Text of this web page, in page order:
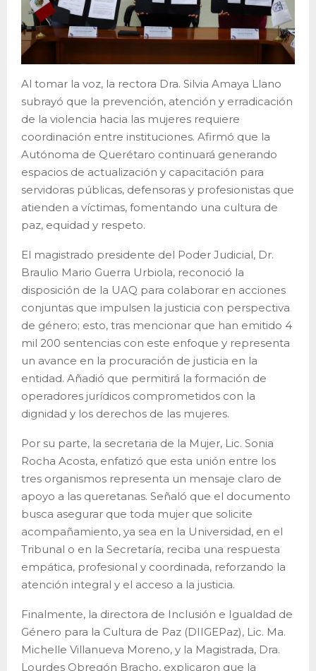
Al tomar la voz, la rectora Dra. Silvia Amaya Llano
subrayó que la prevención, atención y erradicación
de la violencia hacia las mujeres requiere
coordinación entre instituciones. Afirmó que la
Autónoma de Querétaro continuará generando
espacios de actualización y capacitación para
servidoras públicas, defensoras y profesionistas que
atienden a víctimas, fomentando una cultura de
paz, equidad y respeto.
El magistrado presidente del Poder Judicial, Dr.
Braulio Mario Guerra Urbiola, reconoció la
disposición de la UAQ para colaborar en acciones
conjuntas que impulsen la justicia con perspectiva
de género; esto, tras mencionar que han emitido 4
mil 200 sentencias con este enfoque y representa
un avance en la procuración de justicia en la
entidad. Añadió que permitirá la formación de
operadores jurídicos comprometidos con la
dignidad y los derechos de las mujeres.
Por su parte, la secretaria de la Mujer, Lic. Sonia
Rocha Acosta, enfatizó que esta unión entre los
tres organismos representa un mensaje claro de
apoyo a las queretanas. Señaló que el documento
busca asegurar que toda mujer que solicite
acompañamiento, ya sea en la Universidad, en el
Tribunal o en la Secretaría, reciba una respuesta
empática, profesional y coordinada, reforzando la
atención integral y el acceso a la justicia.
Finalmente, la directora de Inclusión e Igualdad de
Género para la Cultura de Paz (DIIGEPaz), Lic. Ma.
Michelle Villanueva Moreno, y la Magistrada, Dra.
Lourdes Obregón Bracho, explicaron que la